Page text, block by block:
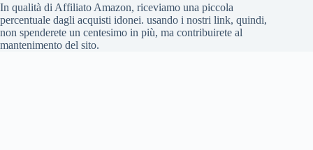
In qualità di Affiliato Amazon, riceviamo una piccola
percentuale dagli acquisti idonei. usando i nostri link, quindi,
non spenderete un centesimo in più, ma contribuirete al
mantenimento del sito.